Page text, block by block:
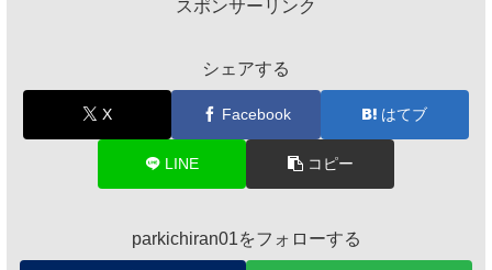
スポンサーリンク
シェアする
X Facebook はてブ
LINE コピー
parkichiran01をフォローする